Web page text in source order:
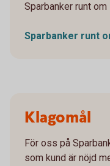
Sparbanker runt om
Sparbanker runt
Klagomål
För oss på
som kund är nöjd